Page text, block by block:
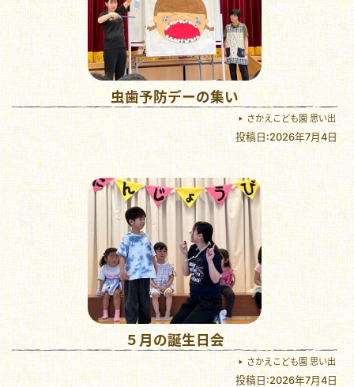
虫歯予防デーの集い
さかえこども園 思い出
投稿日:2026年7月4日
５月の誕生日会
さかえこども園 思い出
投稿日:2026年7月4日